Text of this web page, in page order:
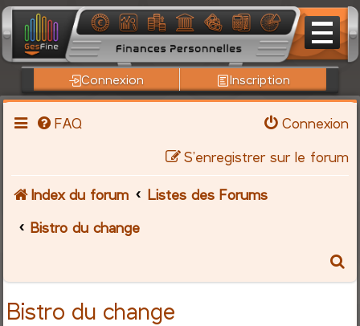
Connexion Inscription
FAQ
Connexion
S’enregistrer sur le forum
Index du forum
Listes des Forums
Bistro du change
Bistro du change